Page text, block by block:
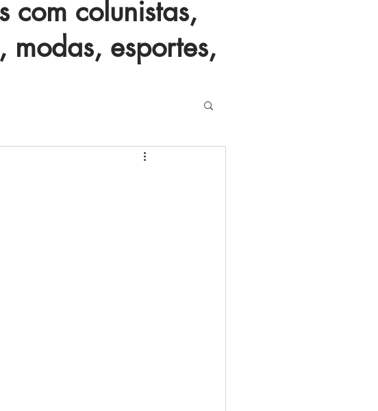
colunistas,
modas, esportes,